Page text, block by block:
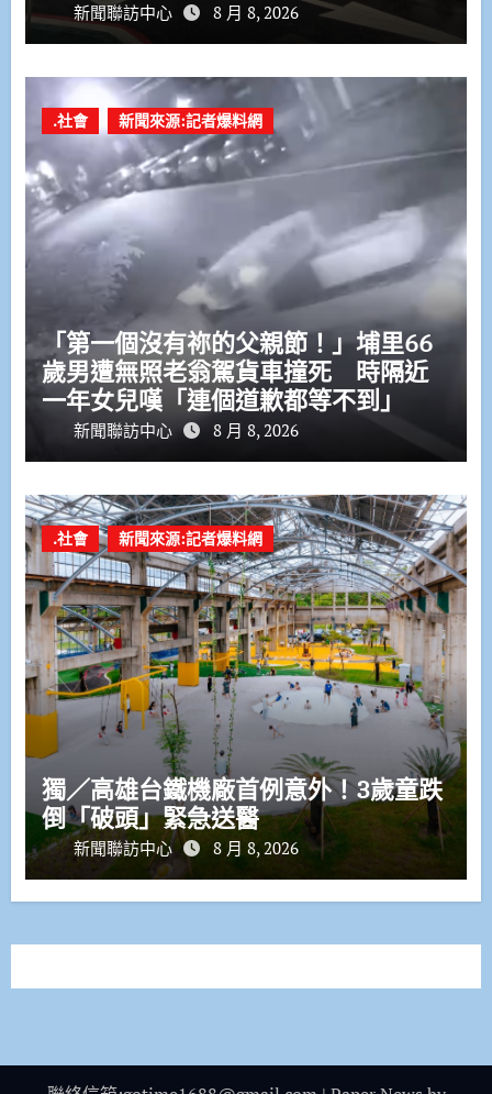
新聞聯訪中心 8 月 8, 2026
.社會 新聞來源:記者爆料網
「第一個沒有祢的父親節！」埔里66
歲男遭無照老翁駕貨車撞死 時隔近
一年女兒嘆「連個道歉都等不到」
新聞聯訪中心 8 月 8, 2026
.社會 新聞來源:記者爆料網
獨／高雄台鐵機廠首例意外！3歲童跌
倒「破頭」緊急送醫
新聞聯訪中心 8 月 8, 2026